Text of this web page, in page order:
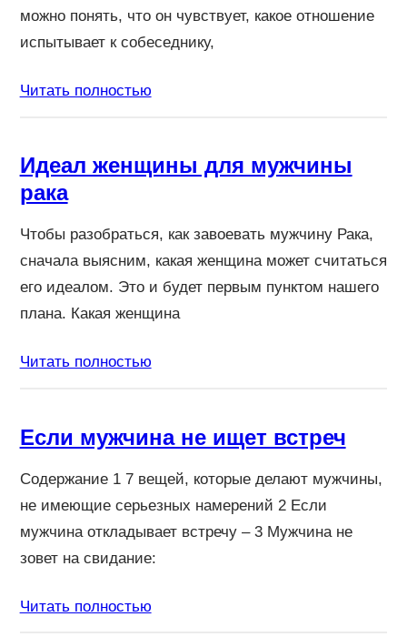
можно понять, что он чувствует, какое отношение
испытывает к собеседнику,
Читать полностью
Идеал женщины для мужчины
рака
Чтобы разобраться, как завоевать мужчину Рака,
сначала выясним, какая женщина может считаться
его идеалом. Это и будет первым пунктом нашего
плана. Какая женщина
Читать полностью
Если мужчина не ищет встреч
Содержание 1 7 вещей, которые делают мужчины,
не имеющие серьезных намерений 2 Если
мужчина откладывает встречу – 3 Мужчина не
зовет на свидание:
Читать полностью